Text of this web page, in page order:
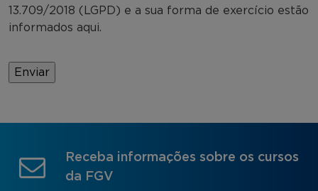
13.709/2018 (LGPD) e a sua forma de exercício estão
informados aqui.
Receba informações sobre os cursos
da FGV